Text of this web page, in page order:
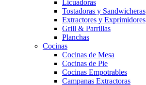
Licuadoras
Tostadoras y Sandwicheras
Extractores y Exprimidores
Grill & Parrillas
Planchas
Cocinas
Cocinas de Mesa
Cocinas de Pie
Cocinas Empotrables
Campanas Extractoras